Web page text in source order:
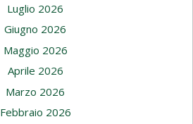
Luglio 2026
Giugno 2026
Maggio 2026
Aprile 2026
Marzo 2026
Febbraio 2026